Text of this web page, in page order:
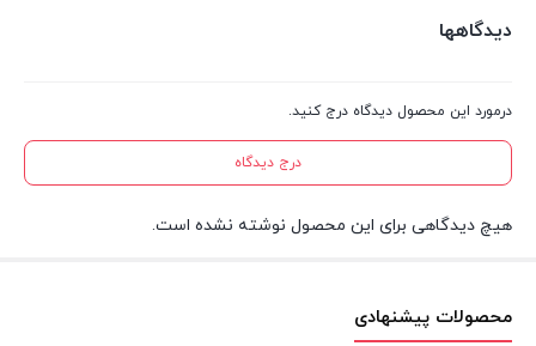
دیدگاهها
درمورد این محصول دیدگاه درج کنید.
درج دیدگاه
هیچ دیدگاهی برای این محصول نوشته نشده است.
محصولات پیشنهادی